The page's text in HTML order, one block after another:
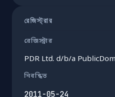
রেজিস্ট্রার
রেজিস্ট্রার
PDR Ltd. d/b/a
নিবন্ধিত
2011-05-24